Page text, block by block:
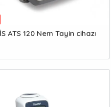
ATS 120 Nem Tayin cihazı